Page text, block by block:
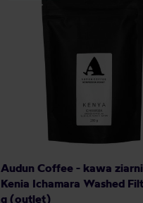
Audun Coffee - kawa
Kenia Ichamara Washed
g (outlet)